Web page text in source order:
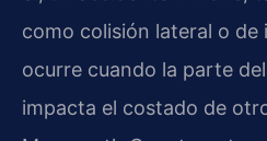
como colisión lateral o de
ocurre cuando la parte
impacta el costado de